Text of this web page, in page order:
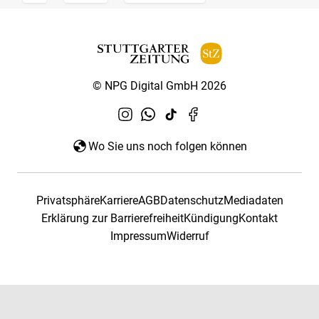
© NPG Digital GmbH 2026
Wo Sie uns noch folgen können
PrivatsphäreKarriereAGBDatenschutzMediadaten
Erklärung zur BarrierefreiheitKündigungKontakt
ImpressumWiderruf